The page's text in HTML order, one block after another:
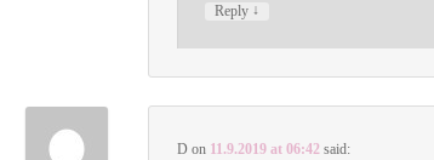
Reply ↓
Don 11.9.2019 at 06:42 said: